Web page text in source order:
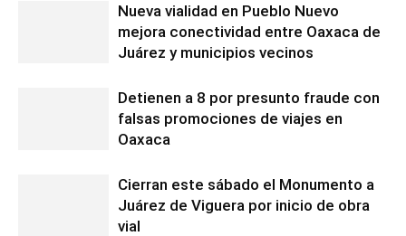
Nueva vialidad en Pueblo Nuevo
mejora conectividad entre Oaxaca de
Juárez y municipios vecinos
Detienen a 8 por presunto fraude con
falsas promociones de viajes en
Oaxaca
Cierran este sábado el Monumento a
Juárez de Viguera por inicio de obra
vial